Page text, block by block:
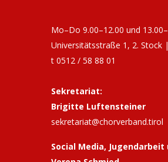
Mo–Do 9.00–12.00 und
Universitätsstraße 1, 2. Stock
t 0512 / 58 88 01
Sekretariat:
Brigitte Luftensteiner
sekretariat@chorverband.tirol
Social Media, Jugendarbeit